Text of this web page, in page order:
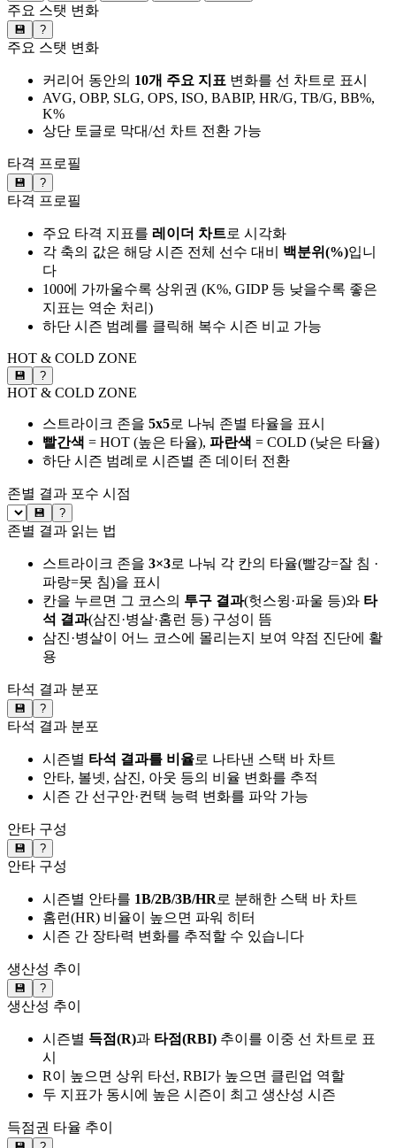
주요 스탯 변화
💾 ?
주요 스탯 변화
커리어 동안의 10개 주요 지표 변화를 선 차트로 표시
AVG, OBP, SLG, OPS, ISO, BABIP, HR/G, TB/G, BB%,
K%
상단 토글로 막대/선 차트 전환 가능
타격 프로필
💾 ?
타격 프로필
주요 타격 지표를 레이더 차트로 시각화
각 축의 값은 해당 시즌 전체 선수 대비 백분위(%)입니
다
100에 가까울수록 상위권 (K%, GIDP 등 낮을수록 좋은
지표는 역순 처리)
하단 시즌 범례를 클릭해 복수 시즌 비교 가능
HOT & COLD ZONE
💾 ?
HOT & COLD ZONE
스트라이크 존을 5x5로 나눠 존별 타율을 표시
빨간색 = HOT (높은 타율), 파란색 = COLD (낮은 타율)
하단 시즌 범례로 시즌별 존 데이터 전환
존별 결과 포수 시점
💾 ?
존별 결과 읽는 법
스트라이크 존을 3×3로 나눠 각 칸의 타율(빨강=잘 침 ·
파랑=못 침)을 표시
칸을 누르면 그 코스의 투구 결과(헛스윙·파울 등)와 타
석 결과(삼진·병살·홈런 등) 구성이 뜸
삼진·병살이 어느 코스에 몰리는지 보여 약점 진단에 활
용
타석 결과 분포
💾 ?
타석 결과 분포
시즌별 타석 결과를 비율로 나타낸 스택 바 차트
안타, 볼넷, 삼진, 아웃 등의 비율 변화를 추적
시즌 간 선구안·컨택 능력 변화를 파악 가능
안타 구성
💾 ?
안타 구성
시즌별 안타를 1B/2B/3B/HR로 분해한 스택 바 차트
홈런(HR) 비율이 높으면 파워 히터
시즌 간 장타력 변화를 추적할 수 있습니다
생산성 추이
💾 ?
생산성 추이
시즌별 득점(R)과 타점(RBI) 추이를 이중 선 차트로 표
시
R이 높으면 상위 타선, RBI가 높으면 클린업 역할
두 지표가 동시에 높은 시즌이 최고 생산성 시즌
득점권 타율 추이